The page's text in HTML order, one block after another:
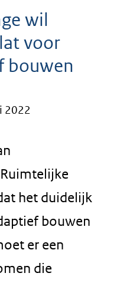
wil
voor
bouwen
2022
het duidelijk
bouwen
er een
die